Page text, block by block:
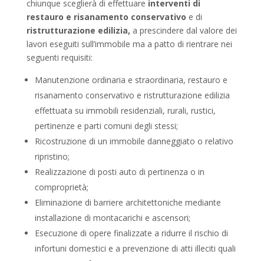
chiunque sceglierà di effettuare interventi di
restauro e risanamento conservativo e di
ristrutturazione edilizia, a prescindere dal valore dei
lavori eseguiti sull’immobile ma a patto di rientrare nei
seguenti requisiti:
Manutenzione ordinaria e straordinaria, restauro e
risanamento conservativo e ristrutturazione edilizia
effettuata su immobili residenziali, rurali, rustici,
pertinenze e parti comuni degli stessi;
Ricostruzione di un immobile danneggiato o relativo
ripristino;
Realizzazione di posti auto di pertinenza o in
comproprietà;
Eliminazione di barriere architettoniche mediante
installazione di montacarichi e ascensori;
Esecuzione di opere finalizzate a ridurre il rischio di
infortuni domestici e a prevenzione di atti illeciti quali